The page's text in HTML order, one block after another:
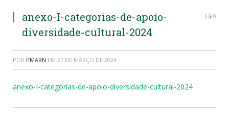
anexo-I-categorias-de-apoio-
diversidade-cultural-2024
0
POR PMARN EM 27 DE MARÇO DE 2024
anexo-I-categorias-de-apoio-diversidade-cultural-2024